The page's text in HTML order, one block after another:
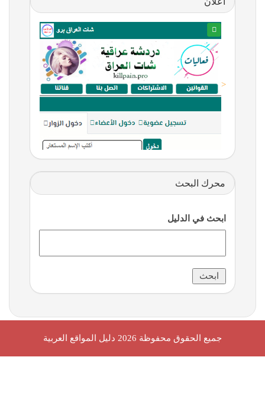
<
محرك البحث
ابحث في الدليل
جميع الحقوق محفوظة 2026 دليل المواقع العربية